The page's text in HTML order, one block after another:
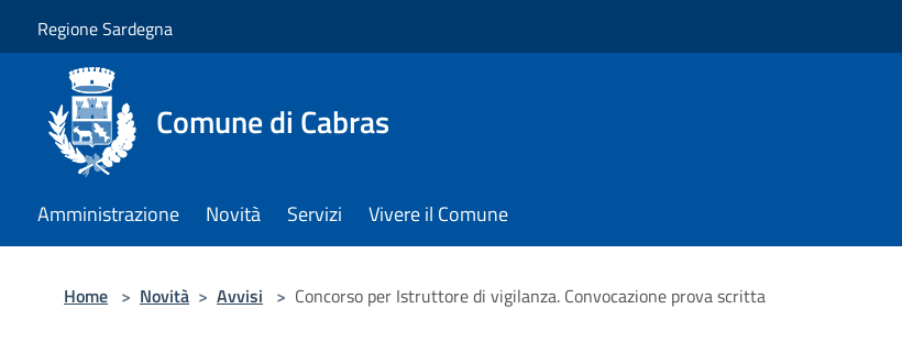
Regione Sardegna
Comune di Cabras
Amministrazione Novità Servizi Vivere il Comune
Home > Novità > Avvisi > Concorso per Istruttore di vigilanza. Convocazione prova scritta